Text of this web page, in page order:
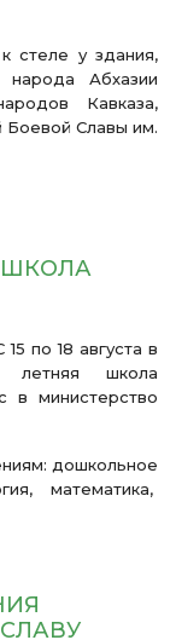
стеле у здания,
Абхазии
Кавказа,
Боевой Славы им.
15 по 18 августа в
летняя школа
в министерство
дошкольное
математика,